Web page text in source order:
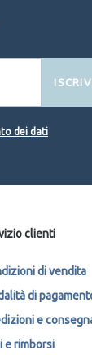
dei dati
clienti
di vendita
di
e
e rimborsi